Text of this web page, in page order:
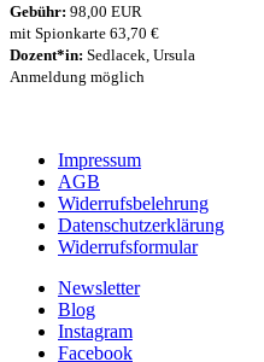
Gebühr: 98,00 EUR
mit Spionkarte 63,70 €
Dozent*in: Sedlacek, Ursula
Anmeldung möglich
Impressum
AGB
Widerrufsbelehrung
Datenschutzerklärung
Widerrufsformular
Newsletter
Blog
Instagram
Facebook